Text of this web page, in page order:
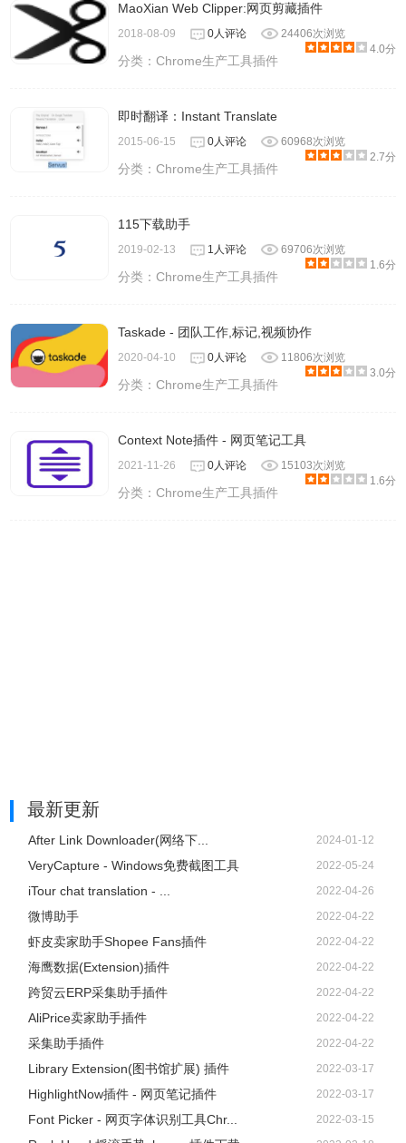
MaoXian Web Clipper:网页剪藏插件
2018-08-09 0人评论
24406次浏览
4.0分
分类：Chrome生产工具插件
即时翻译：Instant Translate
2015-06-15 0人评论
60968次浏览
2.7分
分类：Chrome生产工具插件
115下载助手
2019-02-13 1人评论
69706次浏览
1.6分
分类：Chrome生产工具插件
Taskade - 团队工作,标记,视频协作
2020-04-10 0人评论
11806次浏览
3.0分
分类：Chrome生产工具插件
Context Note插件 - 网页笔记工具
2021-11-26 0人评论
15103次浏览
1.6分
分类：Chrome生产工具插件
最新更新
After Link Downloader(网络下... 2024-01-12
VeryCapture - Windows免费截图工具 2022-05-24
iTour chat translation - ... 2022-04-26
微博助手 2022-04-22
虾皮卖家助手Shopee Fans插件 2022-04-22
海鹰数据(Extension)插件 2022-04-22
跨贸云ERP采集助手插件 2022-04-22
AliPrice卖家助手插件 2022-04-22
采集助手插件 2022-04-22
Library Extension(图书馆扩展) 插件 2022-03-17
HighlightNow插件 - 网页笔记插件 2022-03-17
Font Picker - 网页字体识别工具Chr... 2022-03-15